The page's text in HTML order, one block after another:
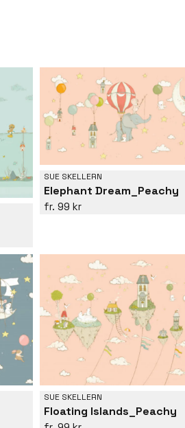
SUE SKELLERN
Elephant Dream_Peachy
99 kr
SUE SKELLERN
Floating Islands_Peachy